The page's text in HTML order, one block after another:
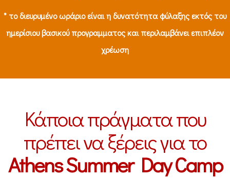
* το διευρυμένο ωράριο είναι η δυνατότητα φύλαξης εκτός του
ημερίσιου βασικού προγραμματος και περιλαμβάνει επιπλέον
χρέωση
Κάποια πράγματα που
πρέπει να ξέρεις για το
Athens Summer Day Camp